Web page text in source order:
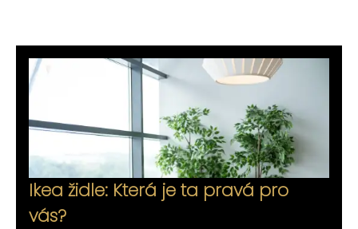
Ikea židle: Která je ta pravá pro
vás?